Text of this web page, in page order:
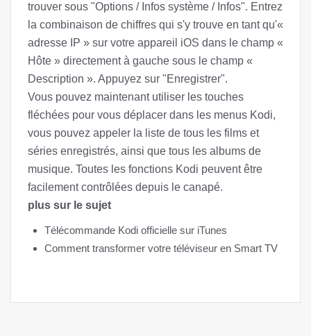
trouver sous "Options / Infos système / Infos". Entrez
la combinaison de chiffres qui s'y trouve en tant qu'«
adresse IP » sur votre appareil iOS dans le champ «
Hôte » directement à gauche sous le champ «
Description ». Appuyez sur "Enregistrer".
Vous pouvez maintenant utiliser les touches
fléchées pour vous déplacer dans les menus Kodi,
vous pouvez appeler la liste de tous les films et
séries enregistrés, ainsi que tous les albums de
musique. Toutes les fonctions Kodi peuvent être
facilement contrôlées depuis le canapé.
plus sur le sujet
Télécommande Kodi officielle sur iTunes
Comment transformer votre téléviseur en Smart TV